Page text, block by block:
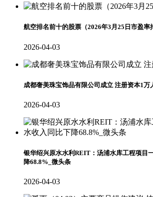
航空排名前十的股票（2026年3月25日市盈率
2026-04-03
成都奢美珠宝饰品有限公司成立 注册资本1万
2026-04-03
银华绍兴原水水利REIT：汤浦水库工程项目
降68.8%_微头条
2026-04-03